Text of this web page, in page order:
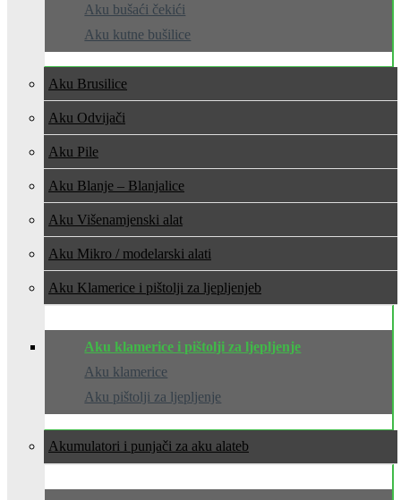
Aku bušaći čekići
Aku kutne bušilice
Aku Brusilice
Aku Odvijači
Aku Pile
Aku Blanje – Blanjalice
Aku Višenamjenski alat
Aku Mikro / modelarski alati
Aku Klamerice i pištolji za ljepljenje
Aku klamerice i pištolji za ljepljenje
Aku klamerice
Aku pištolji za ljepljenje
Akumulatori i punjači za aku alate